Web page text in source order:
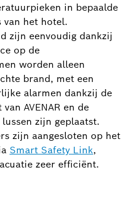
in bepaalde
van het hotel.
zijn eenvoudig dankzij
op de
worden alleen
brand, met een
alarmen dankzij de
AVENAR en de
zijn geplaatst.
zijn aangesloten op het
Smart Safety Link,
zeer efficiënt.